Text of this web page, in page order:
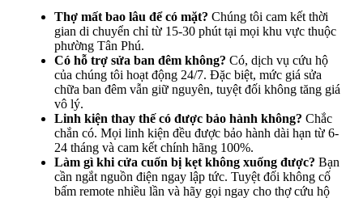
Thợ mất bao lâu để có mặt? Chúng tôi cam kết thời
gian di chuyển chỉ từ 15-30 phút tại mọi khu vực thuộc
phường Tân Phú.
Có hỗ trợ sửa ban đêm không? Có, dịch vụ cứu hộ
của chúng tôi hoạt động 24/7. Đặc biệt, mức giá sửa
chữa ban đêm vẫn giữ nguyên, tuyệt đối không tăng giá
vô lý.
Linh kiện thay thế có được bảo hành không? Chắc
chắn có. Mọi linh kiện đều được bảo hành dài hạn từ 6-
24 tháng và cam kết chính hãng 100%.
Làm gì khi cửa cuốn bị kẹt không xuống được? Bạn
cần ngắt nguồn điện ngay lập tức. Tuyệt đối không cố
bấm remote nhiều lần và hãy gọi ngay cho thợ cứu hộ